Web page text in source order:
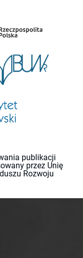
publikacji
przez Unię
Rozwoju